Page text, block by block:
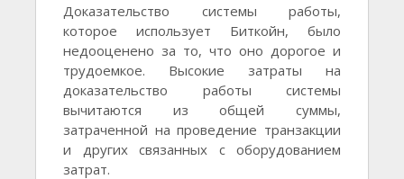
Доказательство системы работы,
которое использует Биткойн, было
недооценено за то, что оно дорогое и
трудоемкое. Высокие затраты на
доказательство работы системы
вычитаются из общей суммы,
затраченной на проведение транзакции
и других связанных с оборудованием
затрат.